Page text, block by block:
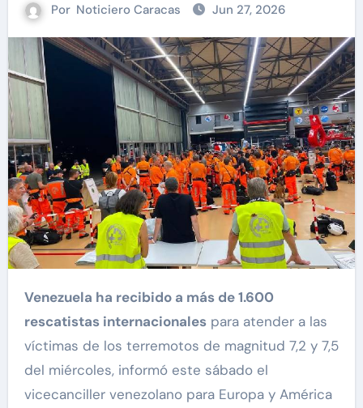
Por Noticiero Caracas Jun 27, 2026
Venezuela ha recibido a más de 1.600
rescatistas internacionalespara atender a las
víctimas de los terremotos de magnitud 7,2 y 7,5
del miércoles, informó este sábado el
vicecanciller venezolano para Europa y América